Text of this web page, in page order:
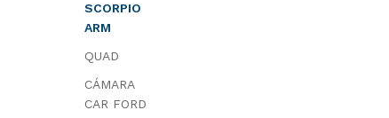
SCORPIO
ARM
QUAD
CÁMARA
CAR FORD